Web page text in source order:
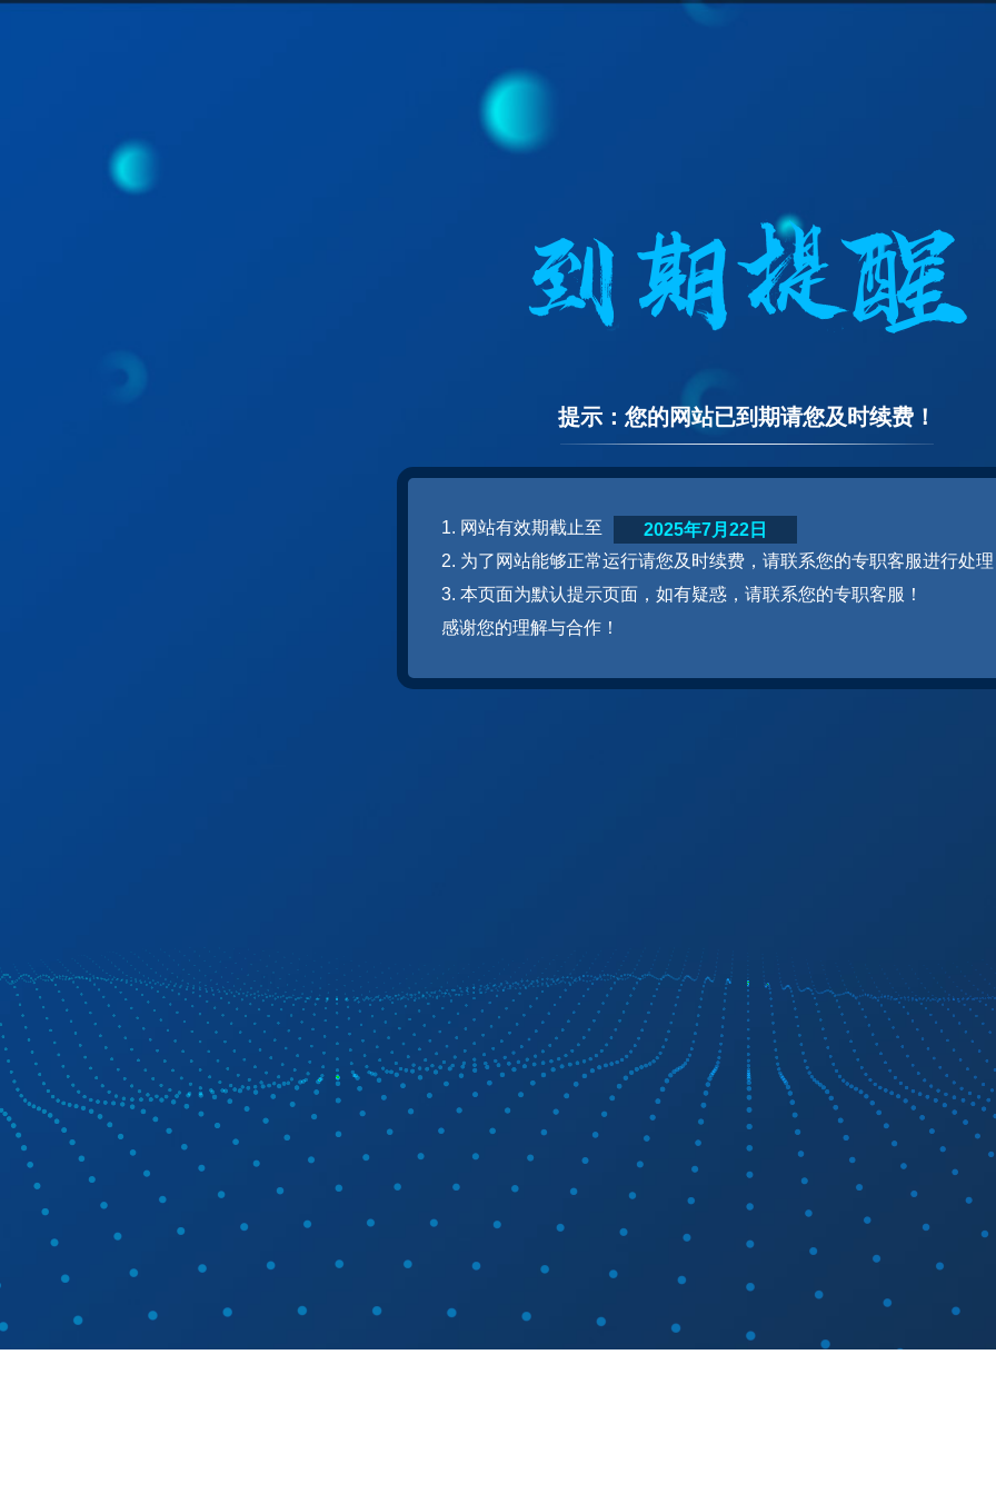
提示：您的网站已到期请您及时续费！
1. 网站有效期截止至
2. 为了网站能够正常运行请您及时续费，请联系您的专职客服进行处
3. 本页面为默认提示页面，如有疑惑，请联系您的专职客服！
感谢您的理解与合作！
2025年7月22日